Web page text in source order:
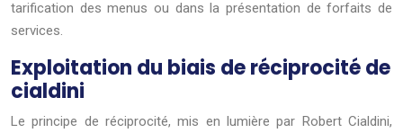
tarification des menus ou dans la présentation de forfaits de
services.
Exploitation du biais de réciprocité de
cialdini
Le principe de réciprocité, mis en lumière par Robert Cialdini,